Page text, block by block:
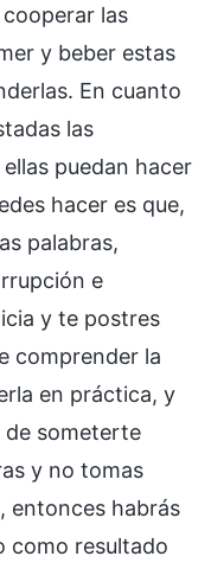
las
y beber estas
En cuanto
las
puedan hacer
hacer es que,
palabras,
e
y te postres
comprender la
en práctica, y
de someterte
y no tomas
entonces habrás
como resultado